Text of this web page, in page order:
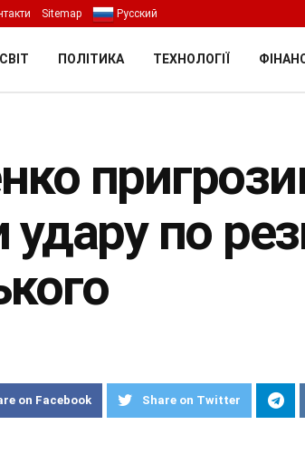
Sitemap Русский
СВІТ ПОЛІТИКА ТЕХНОЛОГІЇ
по
on Facebook Share on Twitter